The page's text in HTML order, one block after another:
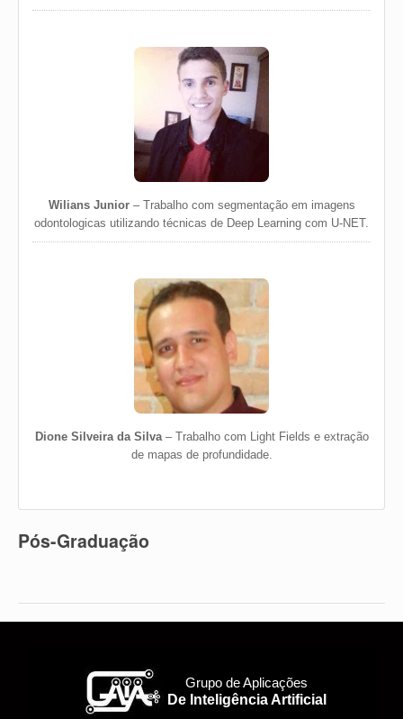
Wilians Junior– Trabalho com segmentação em imagens
odontologicas utilizando técnicas de Deep Learning com U-NET.
Dione Silveira da Silva– Trabalho com Light Fields e extração
de mapas de profundidade.
Pós-Graduação
Nenhum membro listado nesta categoria no momento.
Grupo de Aplicações
De Inteligência Artificial